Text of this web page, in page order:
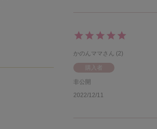
かのんママ 2
購入者
非公開
2022/12/11